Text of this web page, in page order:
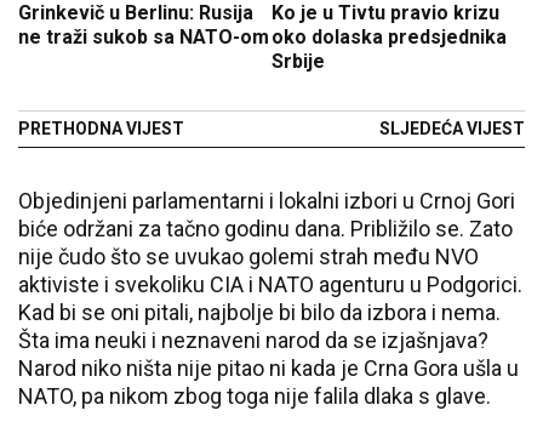
Grinkevič u Berlinu: Rusija
ne traži sukob sa NATO-om
PRETHODNA VIJEST
Ko je u Tivtu pravio krizu
oko dolaska predsjednika
Srbije
SLJEDEĆA VIJEST
Objedinjeni parlamentarni i lokalni izbori u Crnoj Gori
biće održani za tačno godinu dana. Približilo se. Zato
nije čudo što se uvukao golemi strah među NVO
aktiviste i svekoliku CIA i NATO agenturu u Podgorici.
Kad bi se oni pitali, najbolje bi bilo da izbora i nema.
Šta ima neuki i neznaveni narod da se izjašnjava?
Narod niko ništa nije pitao ni kada je Crna Gora ušla u
NATO, pa nikom zbog toga nije falila dlaka s glave.